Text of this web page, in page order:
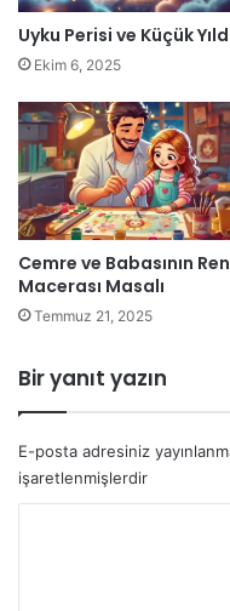
Uyku Perisi ve Küçük
Ekim 6, 2025
Cemre ve Babasının
Macerası Masalı
Temmuz 21, 2025
Bir yanıt yazın
E-posta adresiniz
işaretlenmişlerdir